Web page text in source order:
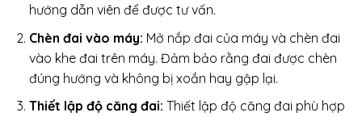
hướng dẫn viên để được tư vấn.
Chèn đai vào máy: Mở nắp đai của máy và chèn đai
vào khe đai trên máy. Đảm bảo rằng đai được chèn
đúng hướng và không bị xoắn hay gập lại.
Thiết lập độ căng đai: Thiết lập độ căng đai phù hợp